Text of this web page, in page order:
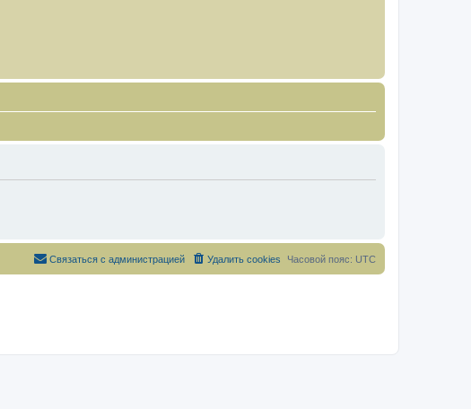
Часовой пояс: UTC
Удалить cookies
Связаться с администрацией